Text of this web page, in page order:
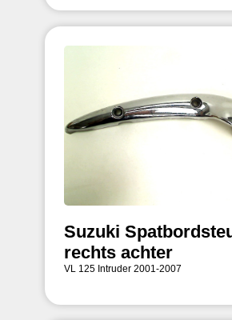
Suzuki
rechts achter
VL 125 Intruder 2001-2007